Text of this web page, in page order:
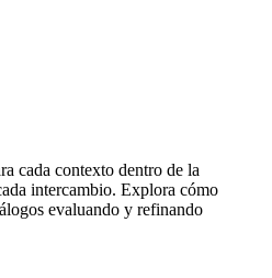
cada contexto dentro de la
intercambio. Explora cómo
evaluando y refinando